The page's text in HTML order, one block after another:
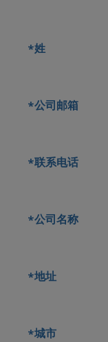
*姓
*公司邮箱
*联系电话
*公司名称
*地址
*城市